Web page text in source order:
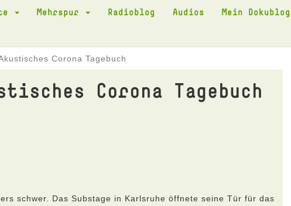
Mehrspur Radioblog Audios Mein Dokublog
Corona Tagebuch
Corona Tagebuch
schwer. Das Substage in Karlsruhe öffnete seine Tür für das